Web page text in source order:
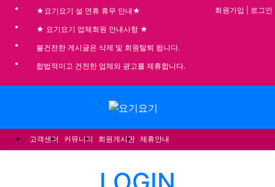
★요기요기 설 연휴 휴무 안내★
★ 요기요기 업체회원 안내사항 ★
불건전한 게시글은 삭제 및 회원탈퇴 됩니다.
합법적이고 건전한 업체와 광고를 제휴합니다.
회원가입 로그인
고객센터 커뮤니티 회원게시판 제휴안내